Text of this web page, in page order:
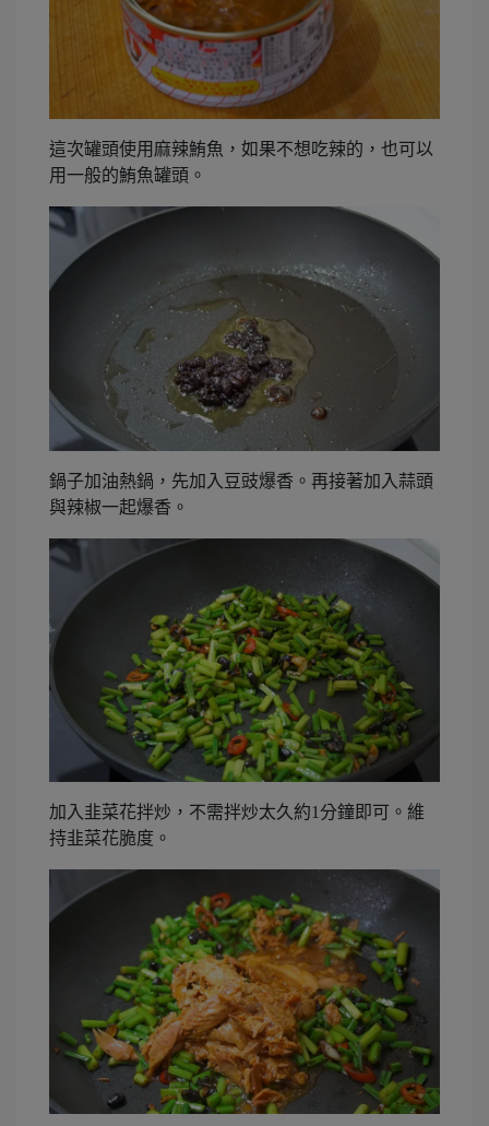
這次罐頭使用麻辣鮪魚，如果不想吃辣的，也可以
用一般的鮪魚罐頭。
鍋子加油熱鍋，先加入豆豉爆香。再接著加入蒜頭
與辣椒一起爆香。
加入韭菜花拌炒，不需拌炒太久約1分鐘即可。維
持韭菜花脆度。